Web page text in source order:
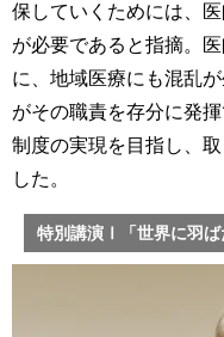
保していくためには、
が必要であると指摘。
に、地域医療にも混乱
がその職責を存分に発
制度の実現を目指し、
した。
特別講演Ⅰ「世界に羽ば